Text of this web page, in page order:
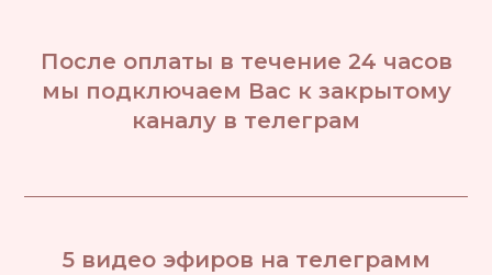
После оплаты в течение 24 часов
мы подключаем Вас к закрытому
каналу в телеграм
5 видео эфиров на телеграмм